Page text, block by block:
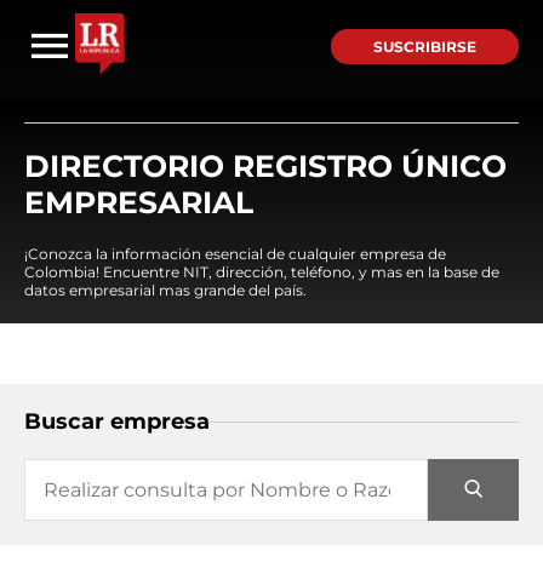
SUSCRIBIRSE
DIRECTORIO REGISTRO ÚNICO
EMPRESARIAL
¡Conozca la información esencial de cualquier empresa de
Colombia! Encuentre NIT, dirección, teléfono, y mas en la base de
datos empresarial mas grande del país.
Buscar empresa